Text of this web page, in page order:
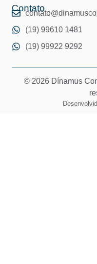
Contato
(19) 99610 1481
(19) 99922 9292
© 2026 Dínamus